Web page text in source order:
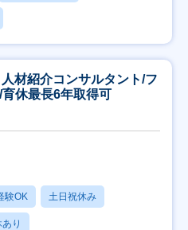
材紹介コンサルタント/フ
休最長6年取得可
験OK 土日祝休み
り